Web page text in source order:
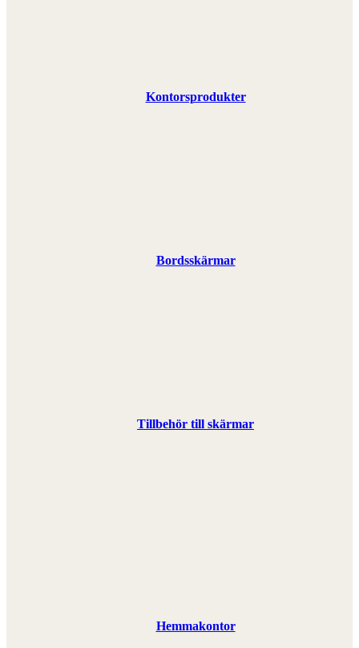
Kontorsprodukter
Bordsskärmar
Tillbehör till skärmar
Hemmakontor